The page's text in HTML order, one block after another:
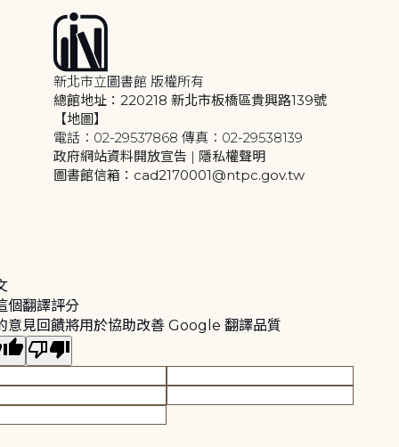
新北市立圖書館 版權所有
總館地址：220218 新北市板橋區貴興路139號
【地圖】
電話：02-29537868 傳真：02-29538139
政府網站資料開放宣告 | 隱私權聲明
圖書館信箱：cad2170001@ntpc.gov.tw
個翻譯評分
意見回饋將用於協助改善 Google 翻譯品質